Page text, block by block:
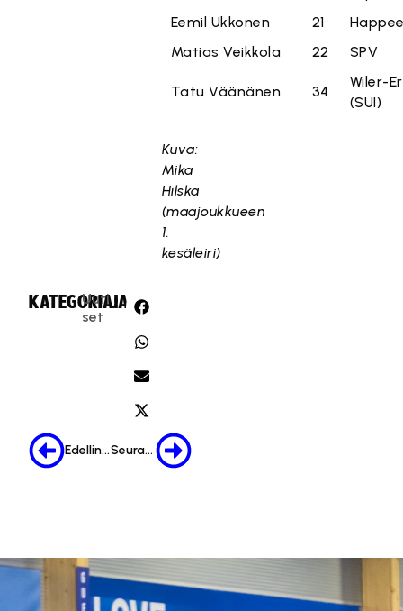
Eemil Ukkonen
21
Matias Veikkola
22 SPV
Tatu Väänänen 34
Wiler-
(SUI)
Kuva:
Mika
Hilska
(maajoukkueen
1.
kesäleiri)
KATEGORIA:
Uuti
set
JAA:
Edellinen Seuraava